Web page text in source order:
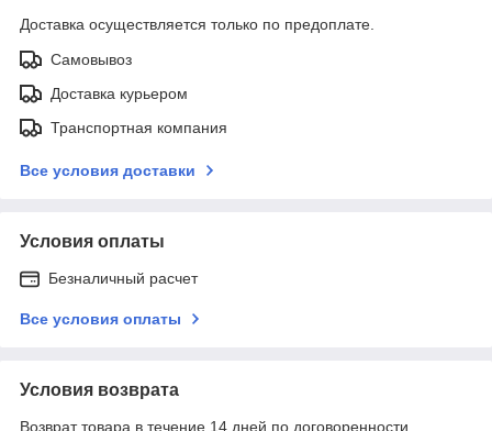
Доставка осуществляется только по предоплате.
Самовывоз
Доставка курьером
Транспортная компания
Все условия доставки
Условия оплаты
Безналичный расчет
Все условия оплаты
Условия возврата
Возврат товара в течение 14 дней по договоренности